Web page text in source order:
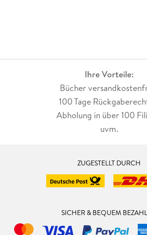
Ihre Vorteile:
Bücher
100 Tage
Abholung in über 100
uvm.
ZUGESTELLT DURCH
SICHER & BEQUEM